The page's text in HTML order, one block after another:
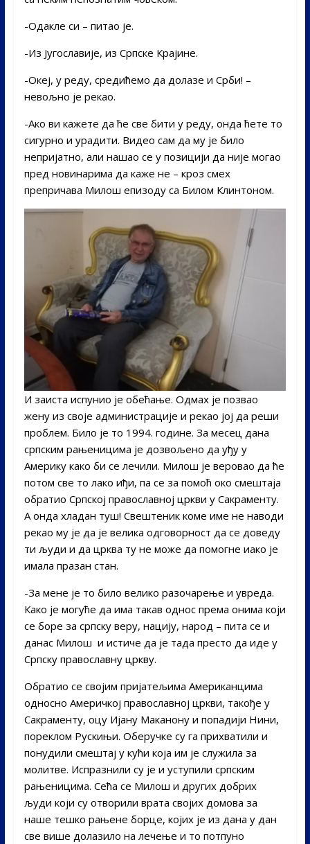
-Одакле си – питао је.
-Из Југославије, из Српске Крајине.
-Океј, у реду, средићемо да долазе и Срби! –
невољно је рекао.
-Ако ви кажете да ће све бити у реду, онда ћете то
сигурно и урадити. Видео сам да му је било
непријатно, али нашао се у позицији да није могао
пред новинарима да каже не – кроз смех
препричава Милош епизоду са Билом Клинтоном.
И заиста испунио је обећање. Одмах је позвао
жену из своје администрације и рекао јој да реши
проблем. Било је то 1994. године. За месец дана
српским рањеницима је дозвољено да уђу у
Америку како би се лечили. Милош је веровао да ће
потом све то лако иђи, па се за помоћ око смештаја
обратио Српској православној цркви у Сакраменту.
А онда хладан туш! Свештеник коме име не наводи
рекао му је да је велика одговорност да се доведу
ти људи и да црква ту не може да помогне иако је
имала празан стан.
-За мене је то било велико разочарење и увреда.
Како је могуће да има такав однос према онима који
се боре за српску веру, нацију, народ – пита се и
данас Милош и истиче да је тада престо да иде у
Српску православну цркву.
Обратио се својим пријатељима Американцима
односно Америчкој православној цркви, такође у
Сакраменту, оцу Ијану Маканону и попадији Нини,
пореклом Рускињи. Оберучке су га прихватили и
понудили смештај у кући која им је служила за
молитве. Испразнили су је и уступили српским
рањеницима. Сећа се Милош и других добрих
људи који су отворили врата својих домова за
наше тешко рањене борце, којих је из дана у дан
све више долазило на лечење и то потпуно